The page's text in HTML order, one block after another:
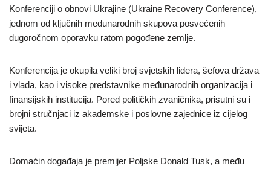
Konferenciji o obnovi Ukrajine (Ukraine Recovery Conference),
jednom od ključnih međunarodnih skupova posvećenih
dugoročnom oporavku ratom pogođene zemlje.
Konferencija je okupila veliki broj svjetskih lidera, šefova država
i vlada, kao i visoke predstavnike međunarodnih organizacija i
finansijskih institucija. Pored političkih zvaničnika, prisutni su i
brojni stručnjaci iz akademske i poslovne zajednice iz cijelog
svijeta.
Domaćin događaja je premijer Poljske Donald Tusk, a među